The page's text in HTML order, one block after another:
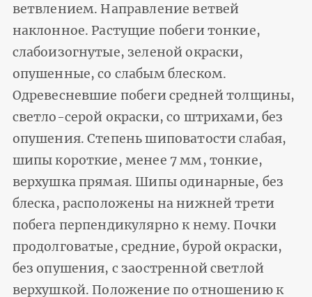
ветвлением. Направление ветвей
наклонное. Растущие побеги тонкие,
слабоизогнутые, зеленой окраски,
опушенные, со слабым блеском.
Одревесневшие побеги средней толщины,
светло-серой окраски, со штрихами, без
опушения. Степень шиповатости слабая,
шипы короткие, менее 7 мм, тонкие,
верхушка прямая. Шипы одинарные, без
блеска, расположены на нижней трети
побега перпендикулярно к нему. Почки
продолговатые, средние, бурой окраски,
без опушения, с заостренной светлой
верхушкой. Положение по отношению к